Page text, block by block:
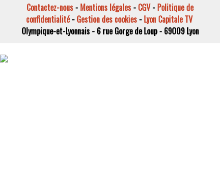
Contactez-nous - Mentions légales - CGV- Politique de
confidentialité- Gestion des cookies- Lyon Capitale TV
Olympique-et-Lyonnais - 6 rue Gorge de Loup - 69009 Lyon